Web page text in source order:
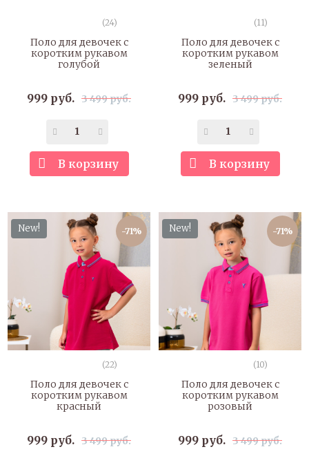
(24)
Поло для девочек с
коротким рукавом
голубой
999 руб. 3 499 руб.
В корзину
(11)
Поло для девочек с
коротким рукавом
зеленый
999 руб. 3 499 руб.
В корзину
New! -71%
(22)
Поло для девочек с
коротким рукавом
красный
999 руб. 3 499 руб.
New! -71%
(10)
Поло для девочек с
коротким рукавом
розовый
999 руб. 3 499 руб.